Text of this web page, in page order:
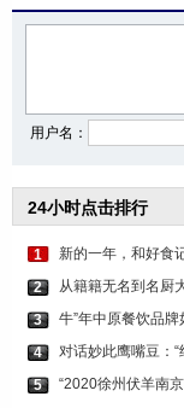
用户名：
24小时点击排行
1
新的一年，和好食
2
从籍籍无名到名厨
3
牛”年中原餐饮品
4
对话妙此鹰嘴豆：
5
“2020徐州伏羊南